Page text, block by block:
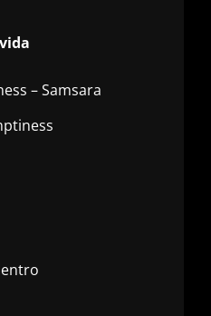
– Samsara